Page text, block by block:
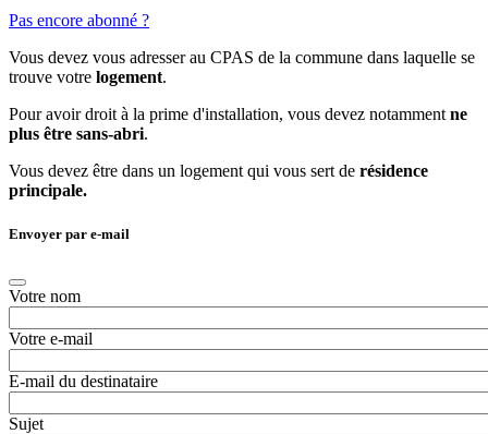
Pas encore abonné ?
Vous devez vous adresser au CPAS de la commune dans laquelle se
trouve votre logement.
Pour avoir droit à la prime d'installation, vous devez notammentne
plus être sans-abri.
Vous devez être dans un logement qui vous sert de résidence
principale.
Envoyer par e-mail
Votre nom
Votre e-mail
E-mail du destinataire
Sujet